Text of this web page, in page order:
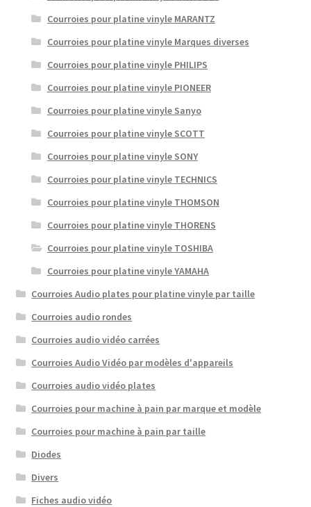
Courroies pour platine vinyle MARANTZ
Courroies pour platine vinyle Marques diverses
Courroies pour platine vinyle PHILIPS
Courroies pour platine vinyle PIONEER
Courroies pour platine vinyle Sanyo
Courroies pour platine vinyle SCOTT
Courroies pour platine vinyle SONY
Courroies pour platine vinyle TECHNICS
Courroies pour platine vinyle THOMSON
Courroies pour platine vinyle THORENS
Courroies pour platine vinyle TOSHIBA
Courroies pour platine vinyle YAMAHA
Courroies Audio plates pour platine vinyle par taille
Courroies audio rondes
Courroies audio vidéo carrées
Courroies Audio Vidéo par modèles d'appareils
Courroies audio vidéo plates
Courroies pour machine à pain par marque et modèle
Courroies pour machine à pain par taille
Diodes
Divers
Fiches audio vidéo